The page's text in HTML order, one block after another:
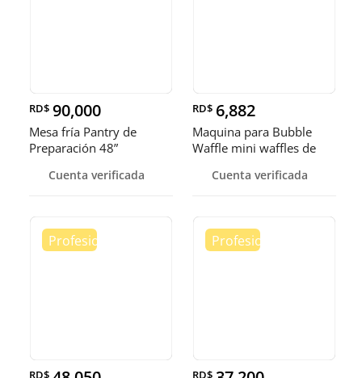
RD$ 90,000
Mesa fría Pantry de
Preparación 48”
Cuenta verificada
RD$ 6,882
Maquina para Bubble
Waffle mini waffles de
Cuenta verificada
RD$ RD$